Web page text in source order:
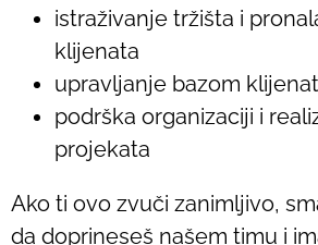
istraživanje tržišta i
klijenata
upravljanje bazom
podrška organizaciji i
projekata
Ako ti ovo zvuči zanimljivo,
da doprineseš našem timu i